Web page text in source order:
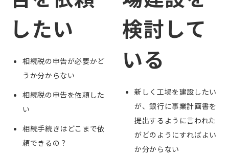
したい
相続税の申告が必要かど
うか分からない
相続税の申告を依頼した
い
相続手続きはどこまで依
頼できるの？
検討して
いる
新しく工場を建設したい
が、銀行に事業計画書を
提出するように言われた
がどのようにすればよい
か分からない